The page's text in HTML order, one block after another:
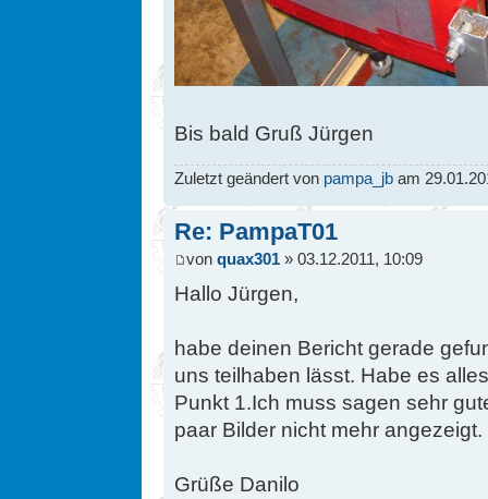
Bis bald Gruß Jürgen
Zuletzt geändert von pampa_jb am
Re: PampaT01
von quax301 » 03.12.2011, 10:09
Hallo Jürgen,
habe deinen Bericht gerade
uns teilhaben lässt. Habe es
Punkt 1.Ich muss sagen sehr
paar Bilder nicht mehr
Grüße Danilo